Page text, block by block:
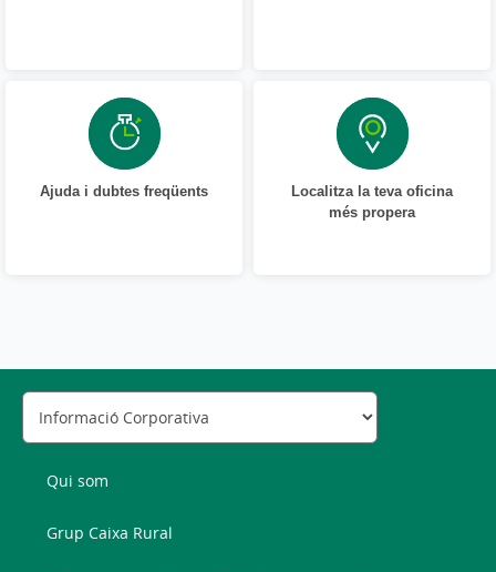
Ajuda i dubtes freqüents
Localitza la teva oficina
més propera
Qui som
Grup Caixa Rural